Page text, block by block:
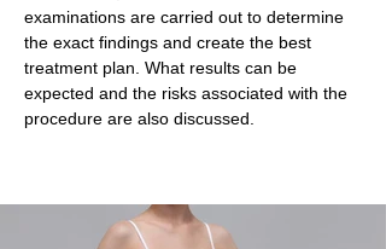
examinations are carried out to determine
the exact findings and create the best
treatment plan. What results can be
expected and the risks associated with the
procedure are also discussed.